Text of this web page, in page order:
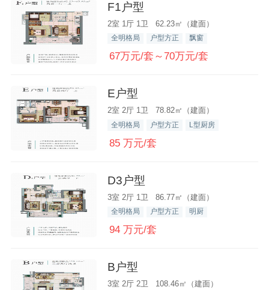
F1户型
2室 1厅 1卫 62.23㎡（建面）
全明格局 户型方正 飘窗
67万元/套～70万元/套
E户型
2室 2厅 1卫 78.82㎡（建面）
全明格局 户型方正 L型厨房
85 万元/套
D3户型
3室 2厅 1卫 86.77㎡（建面）
全明格局 户型方正 明厨
94 万元/套
B户型
3室 2厅 2卫 108.46㎡（建面）